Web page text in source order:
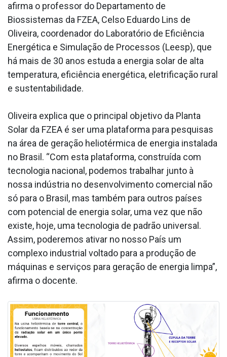
afirma o professor do Departamento de
Biossistemas da FZEA, Celso Eduardo Lins de
Oliveira, coordenador do Laboratório de Eficiência
Energética e Simulação de Processos (Leesp), que
há mais de 30 anos estuda a energia solar de alta
temperatura, eficiência energética, eletrificação rural
e sustentabilidade.
Oliveira explica que o principal objetivo da Planta
Solar da FZEA é ser uma plataforma para pesquisas
na área de geração heliotérmica de energia instalada
no Brasil. “Com esta plataforma, construída com
tecnologia nacional, podemos trabalhar junto à
nossa indústria no desenvolvimento comercial não
só para o Brasil, mas também para outros países
com potencial de energia solar, uma vez que não
existe, hoje, uma tecnologia de padrão universal.
Assim, poderemos ativar no nosso País um
complexo industrial voltado para a produção de
máquinas e serviços para geração de energia limpa”,
afirma o docente.